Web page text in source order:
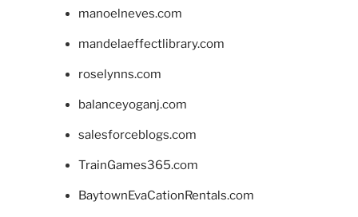
manoelneves.com
mandelaeffectlibrary.com
roselynns.com
balanceyoganj.com
salesforceblogs.com
TrainGames365.com
BaytownEvaCationRentals.com